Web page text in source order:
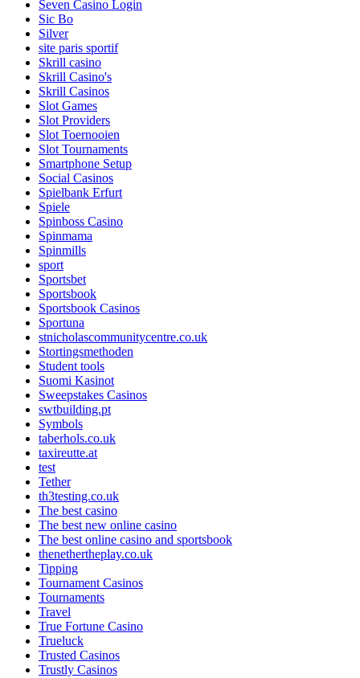
Seven Casino Login
Sic Bo
Silver
site paris sportif
Skrill casino
Skrill Casino's
Skrill Casinos
Slot Games
Slot Providers
Slot Toernooien
Slot Tournaments
Smartphone Setup
Social Casinos
Spielbank Erfurt
Spiele
Spinboss Casino
Spinmama
Spinmills
sport
Sportsbet
Sportsbook
Sportsbook Casinos
Sportuna
stnicholascommunitycentre.co.uk
Stortingsmethoden
Student tools
Suomi Kasinot
Sweepstakes Casinos
swtbuilding.pt
Symbols
taberhols.co.uk
taxireutte.at
test
Tether
th3testing.co.uk
The best casino
The best new online casino
The best online casino and sportsbook
thenethertheplay.co.uk
Tipping
Tournament Casinos
Tournaments
Travel
True Fortune Casino
Trueluck
Trusted Casinos
Trustly Casinos